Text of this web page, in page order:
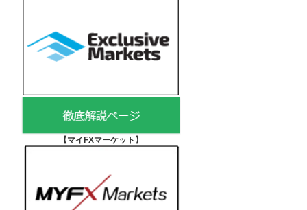
【マイFXマーケット 】